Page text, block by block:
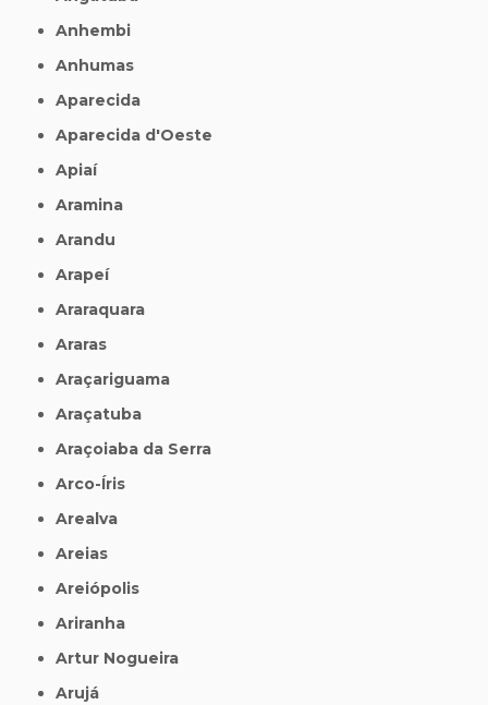
Anhembi
Anhumas
Aparecida
Aparecida d'Oeste
Apiaí
Aramina
Arandu
Arapeí
Araraquara
Araras
Araçariguama
Araçatuba
Araçoiaba da Serra
Arco-Íris
Arealva
Areias
Areiópolis
Ariranha
Artur Nogueira
Arujá